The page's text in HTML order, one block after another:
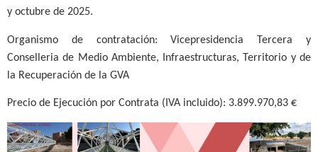
y octubre de 2025.
Organismo de contratación: Vicepresidencia Tercera y
Conselleria de Medio Ambiente, Infraestructuras, Territorio y de
la Recuperación de la GVA
Precio de Ejecución por Contrata (IVA incluido): 3.899.970,83 €